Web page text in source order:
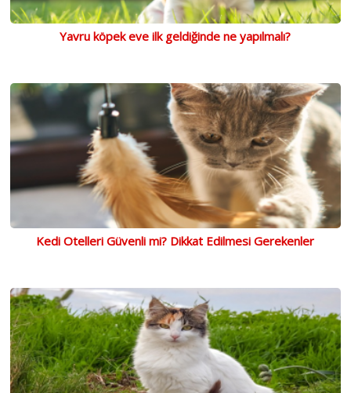
Yavru köpek eve ilk geldiğinde ne yapılmalı?
Kedi Otelleri Güvenli mi? Dikkat Edilmesi Gerekenler